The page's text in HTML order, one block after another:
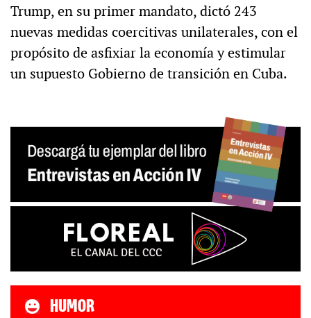
Trump, en su primer mandato, dictó 243
nuevas medidas coercitivas unilaterales, con el
propósito de asfixiar la economía y estimular
un supuesto Gobierno de transición en Cuba.
HUMOR